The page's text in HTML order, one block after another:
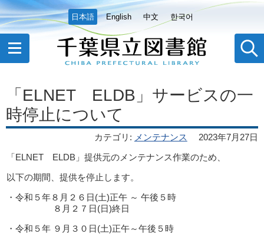
日本語 English 中文 한국어
「ELNET ELDB」サービスの一
時停止について
カテゴリ : メンテナンス
2023年7月27日
「ELNET ELDB」提供元のメンテナンス作業のため、
以下の期間、提供を停止します。
・令和５年８月２６日(土)正午 ～ 午後５時
８月２７日(日)終日
・令和５年 ９月３０日(土)正午～午後５時